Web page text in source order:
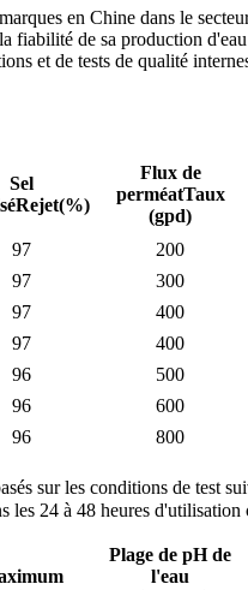
en Chine dans le
fiabilité de sa production
et de tests de qualité
Sel
Rejet(%)
Flux de
perméatTaux
(gpd)
97 200
97 300
97 400
97 400
96 500
96 600
96 800
sur les conditions de test
les 24 à 48 heures
Plage de pH de
l'eau